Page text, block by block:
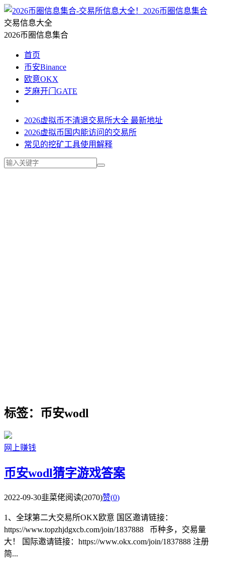
2026币圈信息集合
交易信息大全
2026币圈信息集合
首页
币安Binance
欧意OKX
芝麻开门GATE
2026虚拟币不清退交易所大全 最新地址
2026虚拟币国内能访问的交易所
常见的挖矿工具使用解释
标签：币安wodl
网上赚钱
币安wodl猜字游戏答案
2022-09-30韭菜佬阅读(2070)赞(0)
1、全球第二大交易所OKX欧意 国区邀请链接：
https://www.topzhjdgxcb.com/join/1837888 币种多，交易量
大！ 国际邀请链接：https://www.okx.com/join/1837888 注册
简...